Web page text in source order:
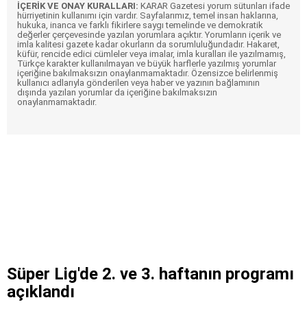
İÇERİK VE ONAY KURALLARI: KARAR Gazetesi yorum sütunları ifade
hürriyetinin kullanımı için vardır. Sayfalarımız, temel insan haklarına,
hukuka, inanca ve farklı fikirlere saygı temelinde ve demokratik
değerler çerçevesinde yazılan yorumlara açıktır. Yorumların içerik ve
imla kalitesi gazete kadar okurların da sorumluluğundadır. Hakaret,
küfür, rencide edici cümleler veya imalar, imla kuralları ile yazılmamış,
Türkçe karakter kullanılmayan ve büyük harflerle yazılmış yorumlar
içeriğine bakılmaksızın onaylanmamaktadır. Özensizce belirlenmiş
kullanıcı adlarıyla gönderilen veya haber ve yazının bağlamının
dışında yazılan yorumlar da içeriğine bakılmaksızın
onaylanmamaktadır.
Süper Lig'de 2. ve 3. haftanın programı
açıklandı